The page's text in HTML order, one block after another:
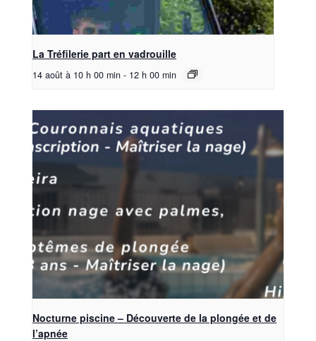
La Tréfilerie part en vadrouille
14 août à 10 h 00 min - 12 h 00 min
Nocturne piscine – Découverte de la plongée et de
l’apnée